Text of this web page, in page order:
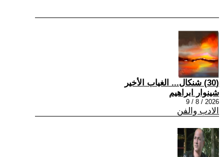
(30) شنكال... الغياب الأخير
شينوار ابراهيم
2026 / 8 / 9
الادب والفن